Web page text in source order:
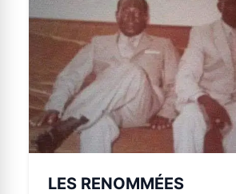
LES RENOMMÉES